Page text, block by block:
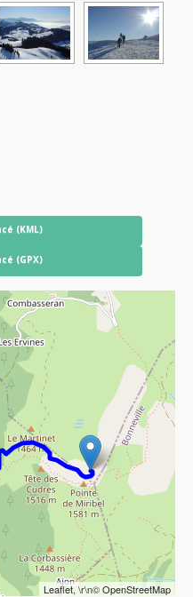
(KML)
(GPX)
Leaflet, \r\n©OpenStreetMap